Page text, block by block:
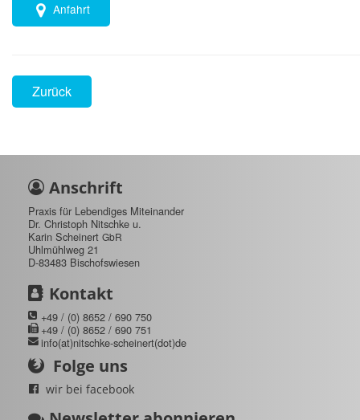
Anfahrt
Zurück
Anschrift
Praxis für Lebendiges Miteinander
Dr. Christoph Nitschke u.
Karin Scheinert GbR
Uhlmühlweg 21
D-83483 Bischofswiesen
Kontakt
+49 / (0) 8652 / 690 750
+49 / (0) 8652 / 690 751
info(at)nitschke-scheinert(dot)de
Folge uns
wir bei facebook